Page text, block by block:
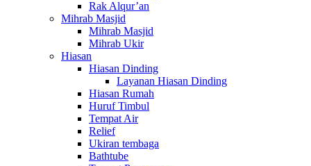
Rak Alqur’an
Mihrab Masjid
Mihrab Masjid
Mihrab Ukir
Hiasan
Hiasan Dinding
Layanan Hiasan Dinding
Hiasan Rumah
Huruf Timbul
Tempat Air
Relief
Ukiran tembaga
Bathtube